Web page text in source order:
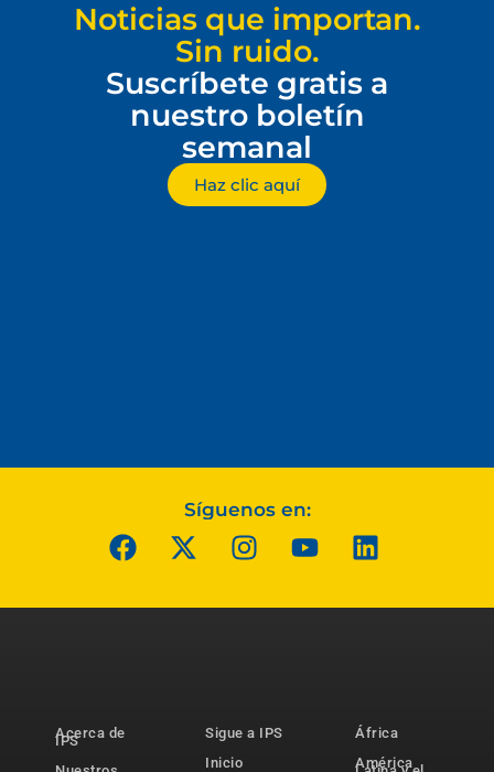
Noticias que importan.
Sin ruido.
Suscríbete gratis a
nuestro boletín
semanal
Haz clic aquí
Síguenos en:
Acerca de
IPS
Sigue a IPS
Inicio
África
América